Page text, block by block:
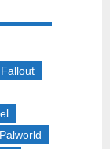
Fallout
Palworld